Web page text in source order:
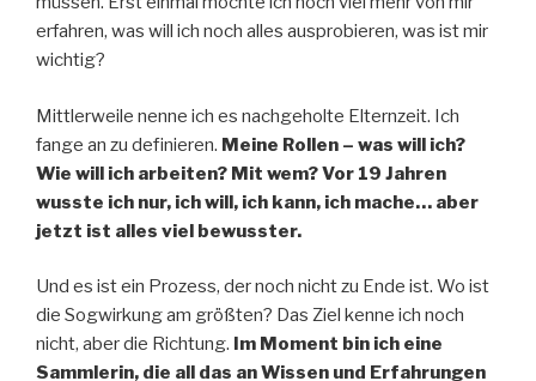
erfahren, was will ich noch alles ausprobieren, was ist mir
wichtig?
Mittlerweile nenne ich es nachgeholte Elternzeit. Ich
fange an zu definieren. Meine Rollen – was will ich?
Wie will ich arbeiten? Mit wem? Vor 19 Jahren
wusste ich nur, ich will, ich kann, ich mache… aber
jetzt ist alles viel bewusster.
Und es ist ein Prozess, der noch nicht zu Ende ist. Wo ist
die Sogwirkung am größten? Das Ziel kenne ich noch
nicht, aber die Richtung. Im Moment bin ich eine
Sammlerin, die all das an Wissen und Erfahrungen